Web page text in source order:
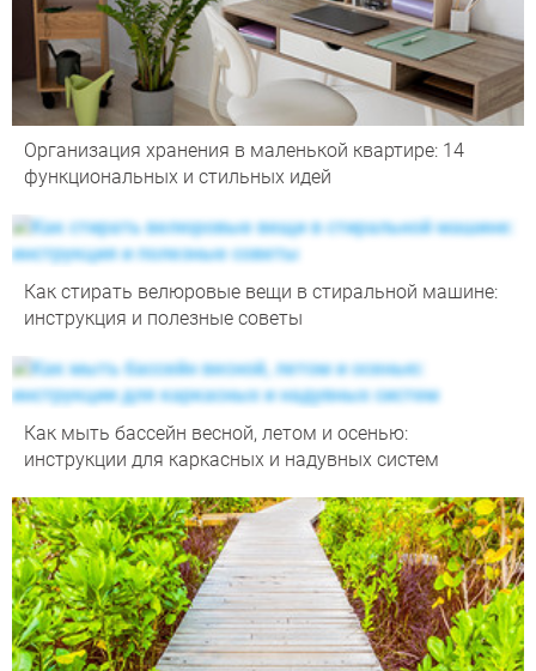
Организация хранения в маленькой квартире: 14
функциональных и стильных идей
Как стирать велюровые вещи в стиральной машине:
инструкция и полезные советы
Как мыть бассейн весной, летом и осенью:
инструкции для каркасных и надувных систем